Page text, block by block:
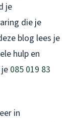
je
die je
blog lees je
hulp en
085 019 83
in